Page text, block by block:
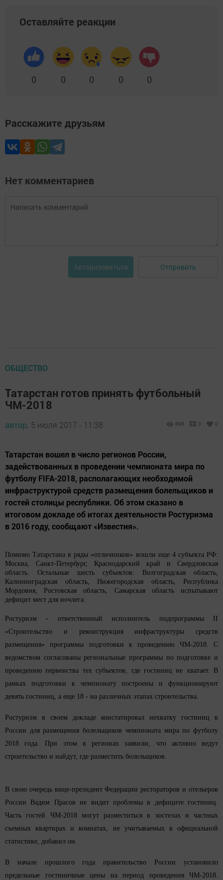
Оставляйте реакции
0 0 0 0 0
Расскажите друзьям
Нет комментариев
Авторизоваться Отправить
ОБЩЕСТВО
Татарстан готов принять футбольный
ЧМ-2018
автор, 5 июля 2017 - 11:38 896 0 0
Татарстан вошел в число регионов России,
задействованных в проведении чемпионата мира по
футболу FIFA-2018, располагающих необходимой
инфраструктурой средств размещения болельщиков и
гостей столицы республики. Об этом сказано в
итоговом докладе об итогах деятельности Ростуризма
в 2016 году, сообщают «Известия».
Помимо Татарстана в ряды «отличников» вошли еще 4 субъекта РФ:
Москва, Санкт-Петербург, Краснодарский край и Свердловская
область. Остальные шесть субъектов: Волгоградская область,
Калининградская область, Нижегородская область, Республика
Мордовия, Ростовская область, Самарская область испытывают
дефицит мест для ночлега.
Ростуризм - ответственный исполнитель подпрограммы II
«Строительство и реконструкция инфраструктуры средств
размещения» программы подготовки к проведению ЧМ-2018. С
ведомством согласованы региональные программы по подготовке и
проведению первенства тех субъектов, где гостиниц не хватает. В
рамках подготовки к чемпионату построены и функционируют
девять гостиниц, а еще 18 - на различных этапах строительства.
Ростуризм в своем докладе констатировал нехватку гостиниц в
России для размещения болельщиков чемпионата мира по футболу
2018 года. При этом в регионах заявили, что активно ведут
строительство и найдут, где разместить болельщиков.
В свою очередь вице-президент Федерации рестораторов и отельеров
России Вадим Прасов не видит проблемы в дефиците гостиниц.
Часть гостей ЧМ-2018 могут разместиться в хостелах и частных
съемных квартирах и комнатах, не учитываемых в официальной
статистике, добавил он.
В начале прошлого года правительство России установило
предельные гостиничные цены на период проведения ЧМ-2018.